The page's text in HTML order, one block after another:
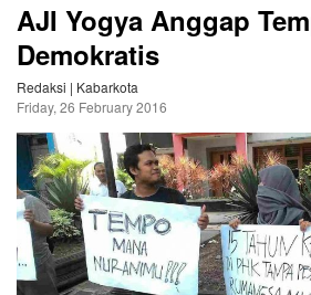
AJI Yogya Anggap
Demokratis
Redaksi | Kabarkota
Friday, 26 February 2016